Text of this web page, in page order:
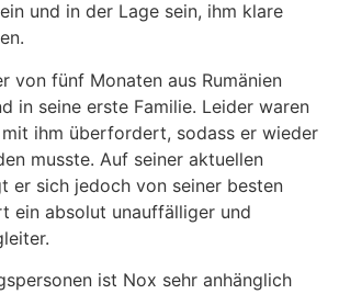
und in der Lage sein, ihm klare
von fünf Monaten aus Rumänien
in seine erste Familie. Leider waren
mit ihm überfordert, sodass er wieder
musste. Auf seiner aktuellen
er sich jedoch von seiner besten
ein absolut unauffälliger und
ist Nox sehr anhänglich